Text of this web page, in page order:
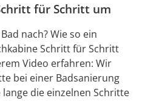
für Schritt um
nach? Wie so ein
Schritt für Schritt
Video erfahren: Wir
bei einer Badsanierung
die einzelnen Schritte